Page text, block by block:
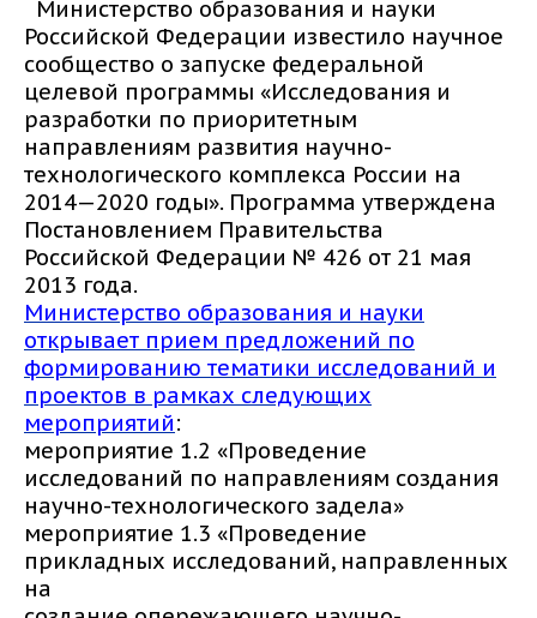
Министерство образования и науки
Российской Федерации известило научное
сообщество о запуске федеральной
целевой программы «Исследования и
разработки по приоритетным
направлениям развития научно-
технологического комплекса России на
2014—2020 годы». Программа утверждена
Постановлением Правительства
Российской Федерации № 426 от 21 мая
2013 года.
Министерство образования и науки
открывает прием предложений по
формированию тематики исследований и
проектов в рамках следующих
мероприятий:
мероприятие 1.2 «Проведение
исследований по направлениям создания
научно-технологического задела»
мероприятие 1.3 «Проведение
прикладных исследований, направленных
на